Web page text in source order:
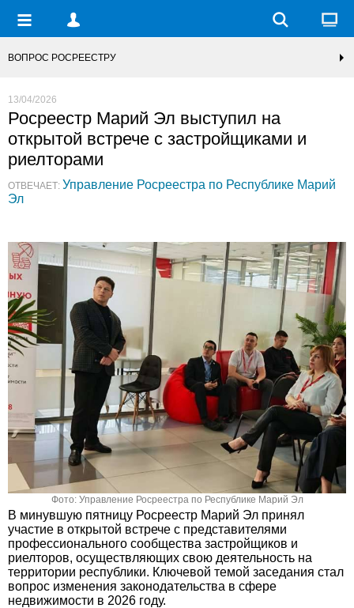
ВОПРОС РОСРЕЕСТРУ
13/04/2026
Росреестр Марий Эл выступил на
открытой встрече с застройщиками и
риелторами
ОТВЕЧАЕТ: Управление Росреестра по Республике Марий
Эл
Фото: Управление Росреестра по Республике Марий Эл
В минувшую пятницу Росреестр Марий Эл принял
участие в открытой встрече с представителями
профессионального сообщества застройщиков и
риелторов, осуществляющих свою деятельность на
территории республики. Ключевой темой заседания стал
вопрос изменения законодательства в сфере
недвижимости в 2026 году.